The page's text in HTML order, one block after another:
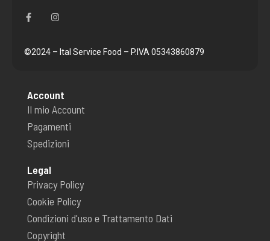
a
c
o
o
n
s
©2024 – Ital Service Food – P.IVA 05343860879
Account
Il mio Account
Pagamenti
Spedizioni
Legal
Privacy Policy
Cookie Policy
Condizioni d'uso e Trattamento Dati
Copyright